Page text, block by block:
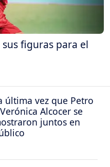
figuras para el
última vez que Petro
Alcocer se
juntos en